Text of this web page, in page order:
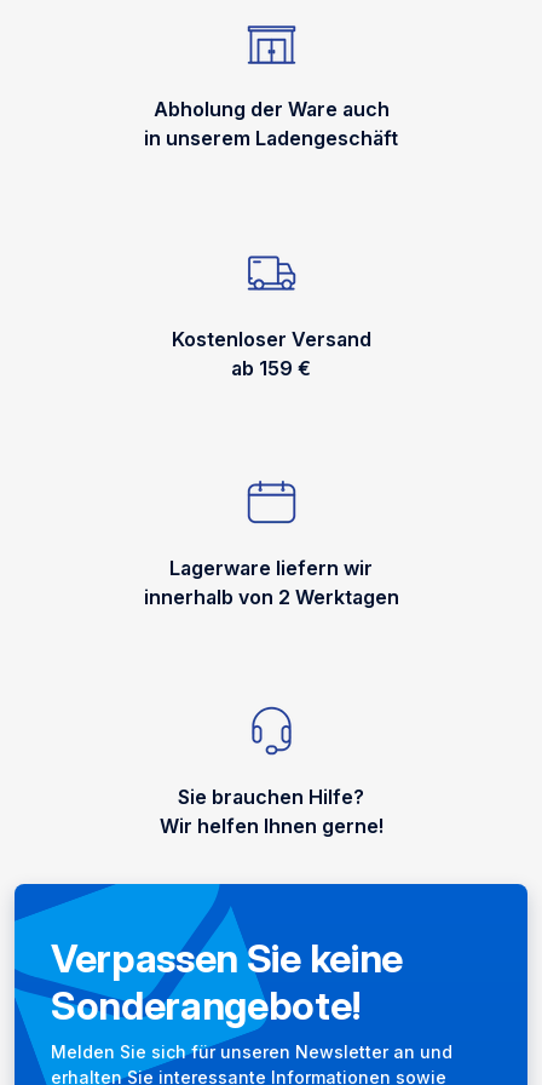
Abholung der Ware auch
in unserem Ladengeschäft
Kostenloser Versand
ab 159 €
Lagerware liefern wir
innerhalb von 2 Werktagen
Sie brauchen Hilfe?
Wir helfen Ihnen gerne!
Newsletter
Verpassen Sie keine
Sonderangebote!
Melden Sie sich für unseren Newsletter an und
erhalten Sie interessante Informationen sowie